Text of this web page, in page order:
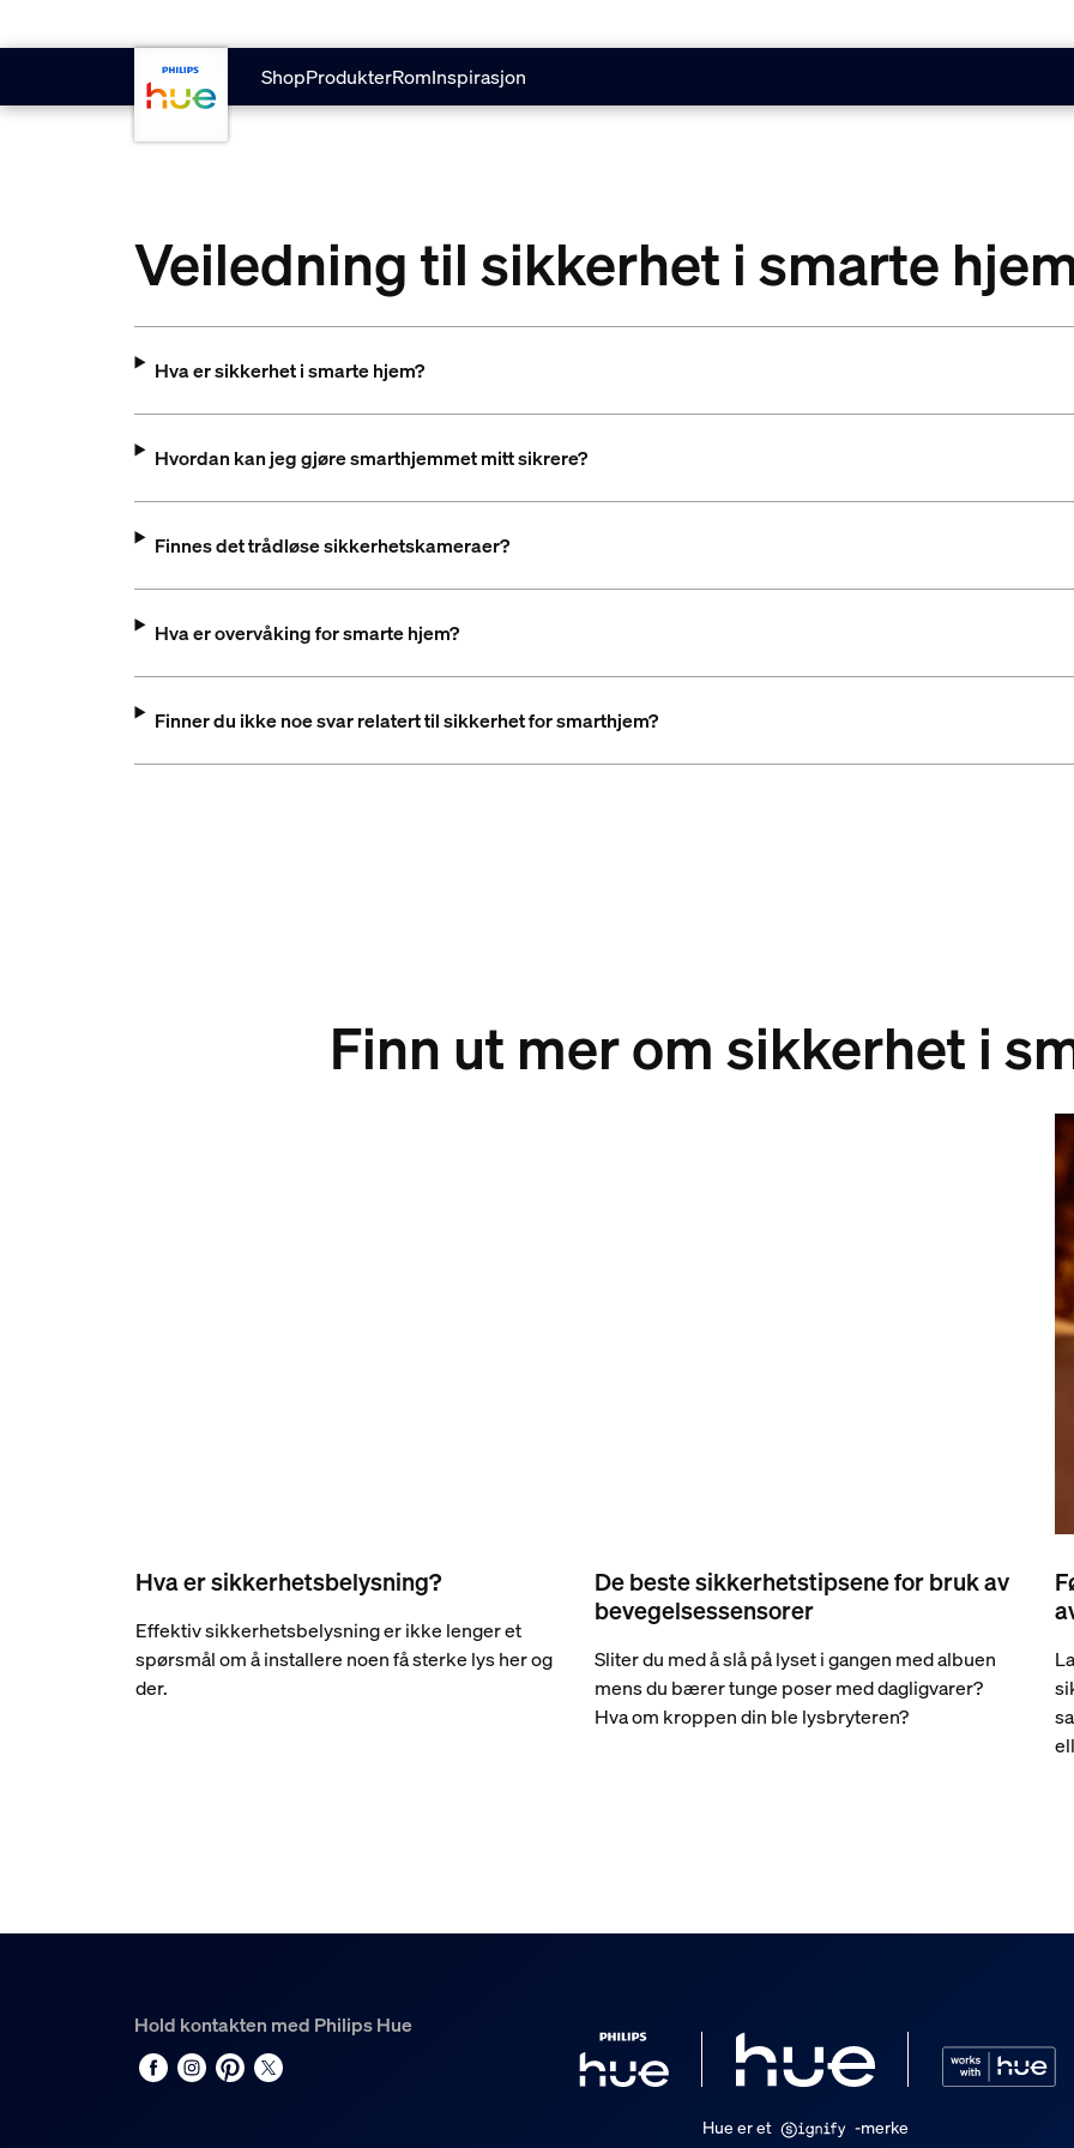
ShopProdukterRomInspirasjon
Veiledning til sikkerhet i smarte
Hva er sikkerhet i smarte hjem?
Hvordan kan jeg gjøre smarthjemmet mitt sikrere?
Finnes det trådløse sikkerhetskameraer?
Hva er overvåking for smarte hjem?
Finner du ikke noe svar relatert til sikkerhet for smarthjem?
Finn ut mer om sikkerhet i
Hva er sikkerhetsbelysning?
Effektiv sikkerhetsbelysning er ikke lenger et
spørsmål om å installere noen få sterke lys her og
der.
De beste sikkerhetstipsene for bruk av
bevegelsessensorer
Sliter du med å slå på lyset i gangen med albuen
mens du bærer tunge poser med dagligvarer?
Hva om kroppen din ble lysbryteren?
Hold kontakten med Philips Hue
Hue er et -merke